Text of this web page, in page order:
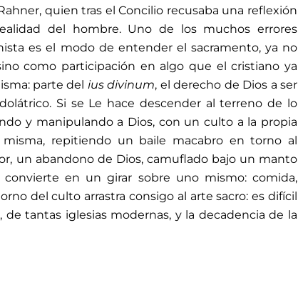
quien tras el Concilio recusaba una reflexión
del hombre. Uno de los muchos errores
es el modo de entender el sacramento, ya no
como participación en algo que el cristiano ya
parte del ius divinum, el derecho de Dios a ser
Si se Le hace descender al terreno de lo
y manipulando a Dios, con un culto a la propia
repitiendo un baile macabro en torno al
un abandono de Dios, camuflado bajo un manto
convierte en un girar sobre uno mismo: comida,
del culto arrastra consigo al arte sacro: es difícil
de tantas iglesias modernas, y la decadencia de la